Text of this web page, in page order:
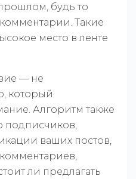
будь то
Такие
место в ленте
— не
который
Алгоритм также
подписчиков,
ваших постов,
ли предлагать